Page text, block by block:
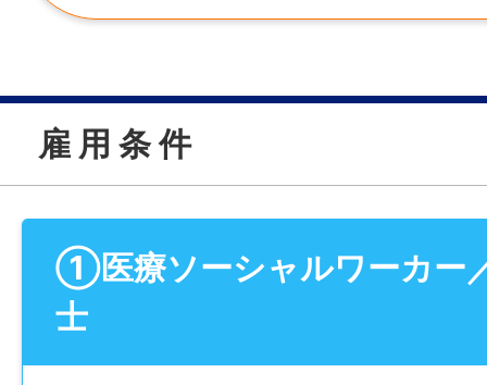
雇 用 条 件
①医療ソーシャルワーカー
士